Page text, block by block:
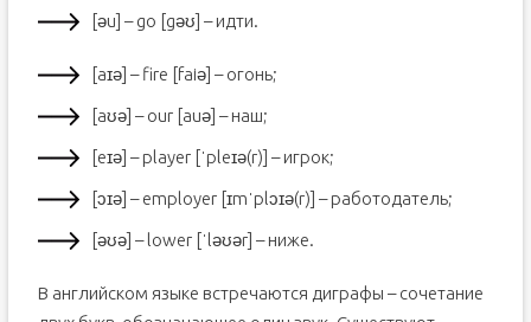
[əu] – go [gəʊ] – идти.
[aɪə] – fire [faiə] – огонь;
[aʊə] – our [auə] – наш;
[eɪə] – player [ˈpleɪə(r)] – игрок;
[ɔɪə] – employer [ɪmˈplɔɪə(r)] – работодатель;
[əʊə] – lower [ˈləʊər] – ниже.
В английском языке встречаются диграфы – сочетание